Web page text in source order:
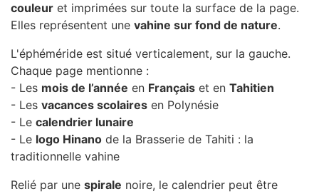
couleur et imprimées sur toute la surface de la page.
Elles représentent une vahine sur fond de nature.
L'éphéméride est situé verticalement, sur la gauche.
Chaque page mentionne :
- Les mois de l’année en Français et en Tahitien
- Les vacances scolaires en Polynésie
- Le calendrier lunaire
- Le logo Hinano de la Brasserie de Tahiti : la
traditionnelle vahine
Relié par une spirale noire, le calendrier peut être